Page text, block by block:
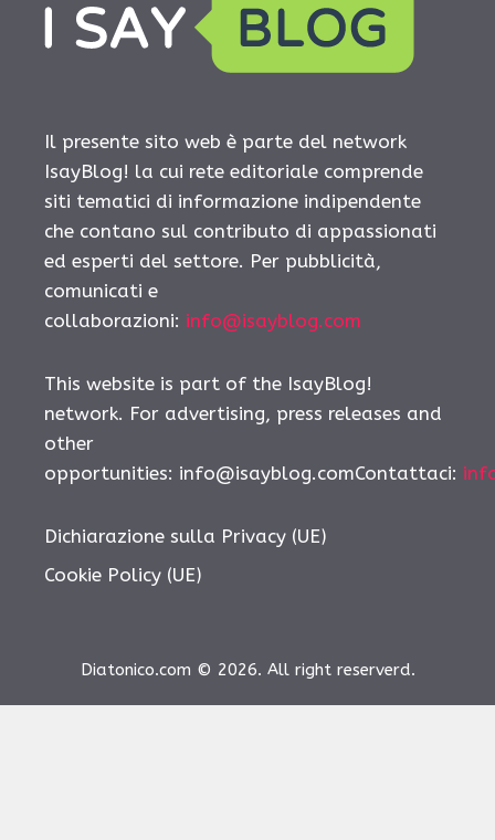
Il presente sito web è parte del network
IsayBlog! la cui rete editoriale comprende
siti tematici di informazione indipendente
che contano sul contributo di appassionati
ed esperti del settore. Per pubblicità,
comunicati e
collaborazioni: info@isayblog.com
This website is part of the IsayBlog!
network. For advertising, press releases and
other
opportunities: info@isayblog.comContattaci:
Dichiarazione sulla Privacy (UE)
Cookie Policy (UE)
Diatonico.com © 2026. All right reserverd.